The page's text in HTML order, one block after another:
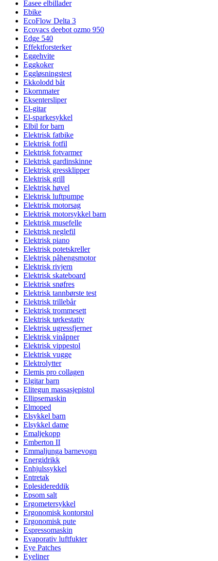
Easee elbillader
Ebike
EcoFlow Delta 3
Ecovacs deebot ozmo 950
Edge 540
Effektforsterker
Eggehvite
Eggkoker
Eggløsningstest
Ekkolodd båt
Ekornmater
Eksentersliper
El-gitar
El-sparkesykkel
Elbil for barn
Elektrisk fatbike
Elektrisk fotfil
Elektrisk fotvarmer
Elektrisk gardinskinne
Elektrisk gressklipper
Elektrisk grill
Elektrisk høvel
Elektrisk luftpumpe
Elektrisk motorsag
Elektrisk motorsykkel barn
Elektrisk musefelle
Elektrisk neglefil
Elektrisk piano
Elektrisk potetskreller
Elektrisk påhengsmotor
Elektrisk rivjern
Elektrisk skateboard
Elektrisk snøfres
Elektrisk tannbørste test
Elektrisk trillebår
Elektrisk trommesett
Elektrisk tørkestativ
Elektrisk ugressfjerner
Elektrisk vinåpner
Elektrisk vippestol
Elektrisk vugge
Elektrolytter
Elemis pro collagen
Elgitar barn
Elitegun massasjepistol
Ellipsemaskin
Elmoped
Elsykkel barn
Elsykkel dame
Emaljekopp
Emberton II
Emmaljunga barnevogn
Energidrikk
Enhjulssykkel
Entretak
Eplesidereddik
Epsom salt
Ergometersykkel
Ergonomisk kontorstol
Ergonomisk pute
Espressomaskin
Evaporativ luftfukter
Eye Patches
Eyeliner